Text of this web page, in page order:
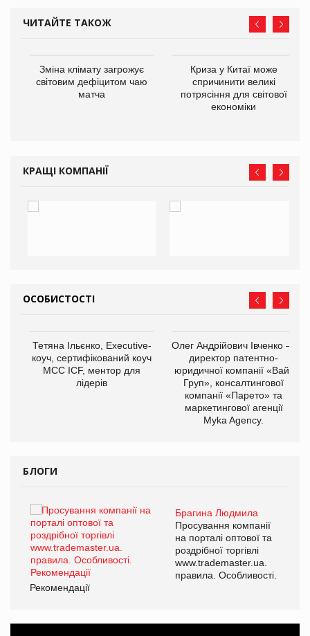
ЧИТАЙТЕ ТАКОЖ
Зміна клімату загрожує
світовим дефіцитом чаю
матча
Криза у Китаї може
спричинити великі
потрясіння для світової
економіки
КРАЩІ КОМПАНІЇ
ОСОБИСТОСТІ
Тетяна Ільєнко, Executive-
коуч, сертифікований коуч
МСС ICF, ментор для
лідерів
Олег Андрійович Івченко —
директор патентно-
юридичної компанії «Вайз
Груп», консалтингової
компанії «Парето» та
маркетингової агенції
Myka Agency.
БЛОГИ
Брагина Людмила
Просування компанії
на порталі оптової та
роздрібної торгівлі
www.trademaster.ua.
правила. Особливості.
Рекомендації